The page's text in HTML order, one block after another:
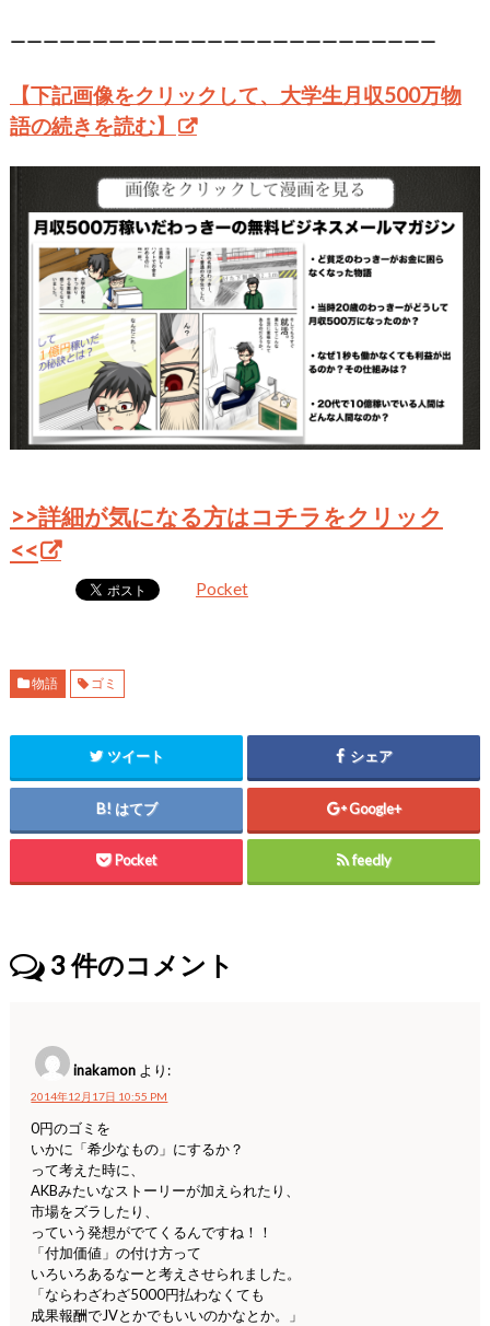
ーーーーーーーーーーーーーーーーーーーーーーーーーー
【下記画像をクリックして、大学生月収500万物
語の続きを読む】
>>詳細が気になる方はコチラをクリック
<<
Pocket
物語 ゴミ
ツイート シェア
はてブ Google+
Pocket feedly
3件のコメント
inakamon より:
2014年12月17日 10:55 PM
0円のゴミを
いかに「希少なもの」にするか？
って考えた時に、
AKBみたいなストーリーが加えられたり、
市場をズラしたり、
っていう発想がでてくるんですね！！
「付加価値」の付け方って
いろいろあるなーと考えさせられました。
「ならわざわざ5000円払わなくても
成果報酬でJVとかでもいいのかなとか。」